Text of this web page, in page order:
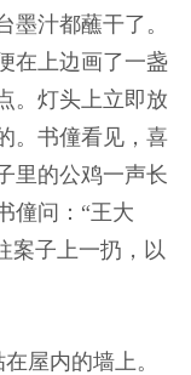
汁都蘸干了。
在上边画了一盏
。灯头上立即放
。书僮看见，喜
里的公鸡一声长
僮问：“王大
案子上一扔，以
屋内的墙上。